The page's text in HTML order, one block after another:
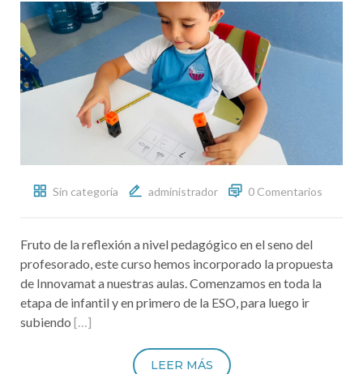
Sin categoría administrador 0 Comentarios
Fruto de la reflexión a nivel pedagógico en el seno del
profesorado, este curso hemos incorporado la propuesta
de Innovamat a nuestras aulas. Comenzamos en toda la
etapa de infantil y en primero de la ESO, para luego ir
subiendo […]
LEER MÁS